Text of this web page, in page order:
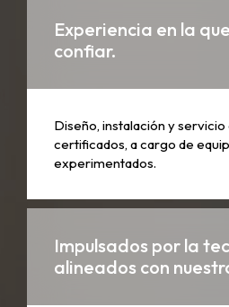
Experiencia en la
confiar.
Diseño, instalación y
certificados, a cargo de
experimentados.
Impulsados ​​por la
alineados con